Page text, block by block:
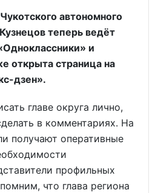
автономного
теперь ведёт
и
открыта страница на
дзен».
главе округа лично,
в комментариях. На
получают оперативные
профильных
что глава региона